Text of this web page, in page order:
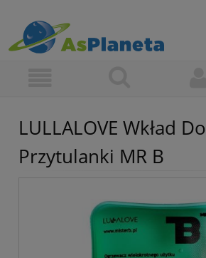
LULLALOVE Wkład Do
Przytulanki MR B